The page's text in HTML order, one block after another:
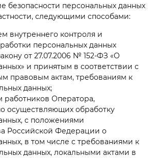
безопасности персональных данных
следующими способами:
внутреннего контроля и
персональных данных
от 27.07.2006 № 152-ФЗ «О
и принятым в соответствии с
правовым актам, требованиям к
данных;
работников Оператора,
осуществляющих обработку
с положениями
Российской Федерации о
в том числе с требованиями к
данных, локальными актами в